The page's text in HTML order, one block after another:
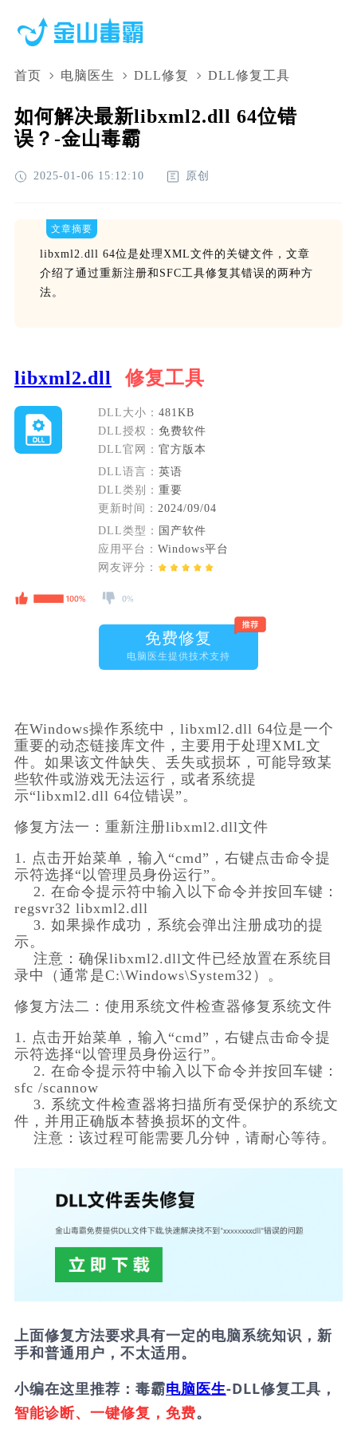
首页 电脑医生 DLL修复 DLL修复工具
如何解决最新libxml2.dll 64位错
误？-金山毒霸
2025-01-06 15:12:10 原创
文章摘要
libxml2.dll 64位是处理XML文件的关键文件，文章
介绍了通过重新注册和SFC工具修复其错误的两种方
法。
libxml2.dll 修复工具
DLL大小： 481KB
DLL授权： 免费软件
DLL官网： 官方版本
DLL语言： 英语
DLL类别： 重要
更新时间： 2024/09/04
DLL类型：
国产软件
应用平台： Windows平台
网友评分：
免费修复
电脑医生提供技术支持
在Windows操作系统中，libxml2.dll 64位是一个
重要的动态链接库文件，主要用于处理XML文
件。如果该文件缺失、丢失或损坏，可能导致某
些软件或游戏无法运行，或者系统提
示“libxml2.dll 64位错误”。
修复方法一：重新注册libxml2.dll文件
1. 点击开始菜单，输入“cmd”，右键点击命令提
示符选择“以管理员身份运行”。
    2. 在命令提示符中输入以下命令并按回车键：
regsvr32 libxml2.dll
示。
录中（通常是C:\Windows\System32）。
修复方法二：使用系统文件检查器修复系统文件
1. 点击开始菜单，输入“cmd”，右键点击命令提
示符选择“以管理员身份运行”。
    2. 在命令提示符中输入以下命令并按回车键：
sfc /scannow
件，并用正确版本替换损坏的文件。
    注意：该过程可能需要几分钟，请耐心等待。
上面修复方法要求具有一定的电脑系统知识，新
手和普通用户，不太适用。
小编在这里推荐：毒霸电脑医生-DLL修复工具，
智能诊断、一键修复，免费。